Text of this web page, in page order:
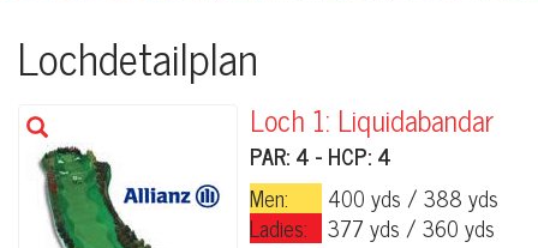
Lochdetailplan
Loch 1: Liquidabandar
PAR: 4 - HCP: 4
Men:
400 yds / 388 yds
Ladies: 377 yds / 360 yds